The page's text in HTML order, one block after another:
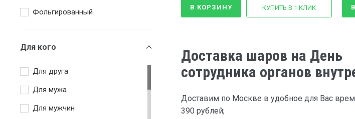
Фольгированный
Для кого
Для друга
Для мужа
Для мужчин
В КОРЗИНУ КУПИТЬ В 1 КЛИК
Доставка шаров на День
сотрудника органов
Доставим по Москве в удобное для Вас
390 рублей;